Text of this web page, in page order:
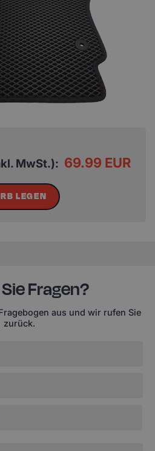
MwSt.): 69.99 EUR
LEGEN
Fragen?
aus und wir rufen Sie
zurück.